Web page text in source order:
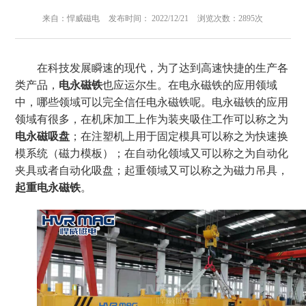
来自：悍威磁电 发布时间： 2022/12/21 浏览次数：2895次
在科技发展瞬速的现代，为了达到高速快捷的生产各
类产品， 电永磁铁也应运尔生。在电永磁铁的应用领域
中，哪些领域可以完全信任电永磁铁呢。电永磁铁的应用
领域有很多，在机床加工上作为装夹吸住工作可以称之为
电永磁吸盘 ；在注塑机上用于固定模具可以称之为快速换
模系统（磁力模板）；在自动化领域又可以称之为自动化
夹具或者自动化吸盘；起重领域又可以称之为磁力吊具，
起重电永磁铁。